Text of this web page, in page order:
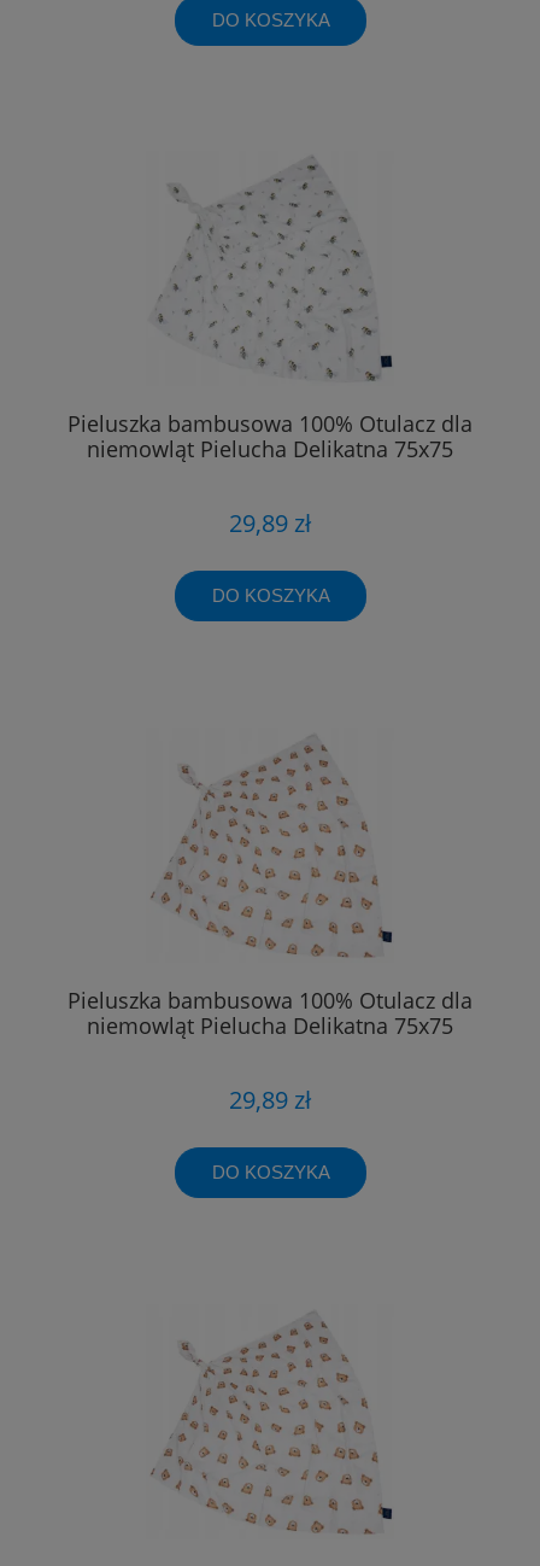
DO KOSZYKA
Pieluszka bambusowa 100% Otulacz dla
niemowląt Pielucha Delikatna 75x75
29,89 zł
DO KOSZYKA
Pieluszka bambusowa 100% Otulacz dla
niemowląt Pielucha Delikatna 75x75
29,89 zł
DO KOSZYKA